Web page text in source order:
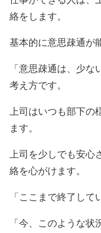
絡をします。
基本的に意思疎通が
「意思疎通は、少
考え方です。
上司はいつも部下
ます。
上司を少しでも安
絡を心がけます。
「ここまで終了して
「今、このような状